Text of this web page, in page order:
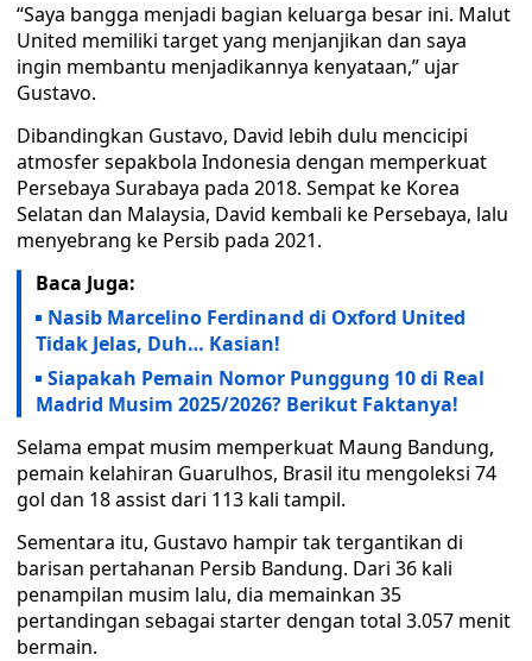
“Saya bangga menjadi bagian keluarga besar ini. Malut
United memiliki target yang menjanjikan dan saya
ingin membantu menjadikannya kenyataan,” ujar
Gustavo.
Dibandingkan Gustavo, David lebih dulu mencicipi
atmosfer sepakbola Indonesia dengan memperkuat
Persebaya Surabaya pada 2018. Sempat ke Korea
Selatan dan Malaysia, David kembali ke Persebaya, lalu
menyebrang ke Persib pada 2021.
Baca Juga:
Nasib Marcelino Ferdinand di Oxford United
Tidak Jelas, Duh… Kasian!
Siapakah Pemain Nomor Punggung 10 di Real
Madrid Musim 2025/2026? Berikut Faktanya!
Selama empat musim memperkuat Maung Bandung,
pemain kelahiran Guarulhos, Brasil itu mengoleksi 74
gol dan 18 assist dari 113 kali tampil.
Sementara itu, Gustavo hampir tak tergantikan di
barisan pertahanan Persib Bandung. Dari 36 kali
penampilan musim lalu, dia memainkan 35
pertandingan sebagai starter dengan total 3.057 menit
bermain.